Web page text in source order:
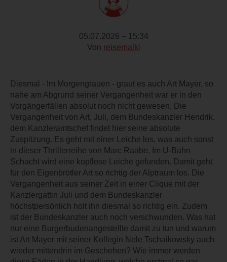
05.07.2026 – 15:34
Von reisemalki
Diesmal - Im Morgengrauen - graut es auch Art Mayer, so
nahe am Abgrund seiner Vergangenheit war er in den
Vorgängerfällen absolut noch nicht gewesen. Die
Vergangenheit von Art, Juli, dem Bundeskanzler Hendrik,
dem Kanzleramtschef findet hier seine absolute
Zuspitzung. Es geht mit einer Leiche los, was auch sonst
in dieser Thrillerreihe von Marc Raabe. Im U-Bahn
Schacht wird eine kopflose Leiche gefunden. Damit geht
für den Eigenbrötler Art so richtig der Alptraum los. Die
Vergangenheit aus seiner Zeit in einer Clique mit der
Kanzlergattin Juli und dem Bundeskanzler
höchstpersönlich holt ihn diesmal so richtig ein. Zudem
ist der Bundeskanzler auch noch verschwunden. Was hat
nur eine Burgerbudenangestellte damit zu tun und warum
ist Art Mayer mit seiner Kollegin Nele Tschaikowsky auch
wieder mittendrin im Geschehen? Wie immer werden